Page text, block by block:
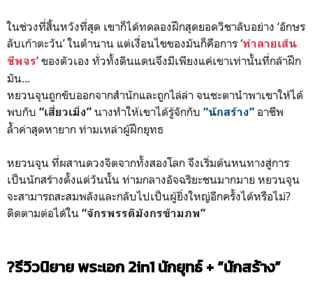
ในช่วงที่สิ้นหวังที่สุด เขาก็ได้ทดลองฝึกสุดยอดวิชาลับอย่าง ‘อักษร
ลับเก้าตะวัน’ ในตำนาน แต่เงื่อนไขของมันก็คือการ ‘ทำลายเส้น
ชีพจร’ ของตัวเอง ทั่วทั้งดินแดนจึงมีเพียงแค่เขาเท่านั้นที่กล้าฝึก
มัน...
หยวนจุนถูกขับออกจากสำนักและถูกไล่ล่า จนชะตานำพาเขาให้ได้
พบกับ “เสี่ยวเมิ่ง” นางทำให้เขาได้รู้จักกับ “นักสร้าง” อาชีพ
ล้ำค่าสุดหายาก ท่ามเหล่าผู้ฝึกยุทธ
หยวนจุน ที่ผสานดวงจิตจากทั้งสองโลก จึงเริ่มต้นหนทางสู่การ
เป็นนักสร้างตั้งแต่วันนั้น ท่ามกลางอัจฉริยะชนมากมาย หยวนจุน
จะสามารถสะสมพลังและกลับไปเป็นผู้ยิ่งใหญ่อีกครั้งได้หรือไม่?
ติดตามต่อได้ใน “จักรพรรดิมังกรข้ามภพ”
?รีวิวนิยาย พระเอก 2in1 นักยุทธ์ + “นักสร้าง”